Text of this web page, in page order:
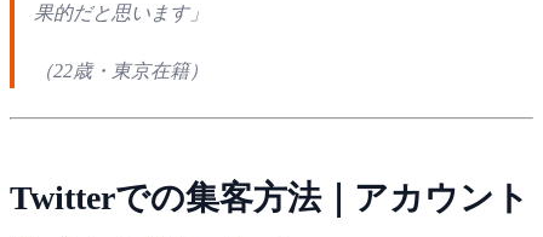
果的だと思います」
（22歳・東京在籍）
Twitterでの集客方法｜アカウント